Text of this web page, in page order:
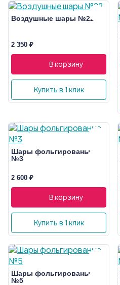
Воздушные шары №22
2 350 ₽
В корзину
Купить в 1 клик
Шары фольгированые
№3
2 600 ₽
В корзину
Купить в 1 клик
Шары фольгированые
№5